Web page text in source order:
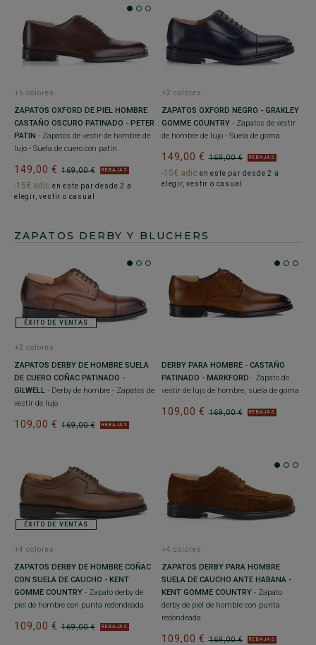
+6 colores
ZAPATOS OXFORD DE PIEL HOMBRE
CASTAÑO OSCURO PATINADO - PETER
PATIN - Zapatos de vestir de hombre de
lujo - Suela de cuero con patín
169,00 €
149,00 € REBAJAS
-15€ adic en este par desde 2 a
elegir, vestir o casual
+2 colores
ZAPATOS OXFORD NEGRO - GRAKLEY
GOMME COUNTRY - Zapatos de vestir
de hombre de lujo - Suela de goma
169,00 €
149,00 € REBAJAS
-15€ adic en este par desde 2 a
elegir, vestir o casual
ZAPATOS DERBY Y BLUCHERS
ÉXITO DE VENTAS
+2 colores
ZAPATOS DERBY DE HOMBRE SUELA
DE CUERO COÑAC PATINADO -
GILWELL - Derby de hombre - Zapatos de
vestir de lujo
169,00 €
109,00 € REBAJAS
DERBY PARA HOMBRE - CASTAÑO
PATINADO - MARKFORD - Zapato de
vestir de lujo de hombre, suela de goma
169,00 €
109,00 € REBAJAS
ÉXITO DE VENTAS
+4 colores
ZAPATOS DERBY DE HOMBRE COÑAC
CON SUELA DE CAUCHO - KENT
GOMME COUNTRY - Zapato derby de
piel de hombre con punta redondeada
169,00 €
109,00 € REBAJAS
+4 colores
ZAPATOS DERBY PARA HOMBRE
SUELA DE CAUCHO ANTE HABANA -
KENT GOMME COUNTRY - Zapato
derby de piel de hombre con punta
redondeada
169,00 €
109,00 € REBAJAS